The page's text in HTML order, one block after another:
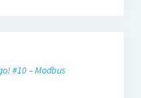
#10 – Modbus